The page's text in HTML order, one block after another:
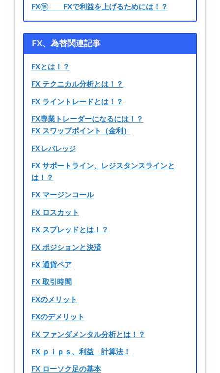
FX⑮ FXで利益を上げるためには！？
FX、為替関連記事
FXとは！？
FX テクニカル分析とは！？
FX ライントレードとは！？
FX専業トレーダーになるには！？
FX スワップポイント（金利）
FX レバレッジ
FX サポートライン、レジスタンスラインと
は！？
FX マージンコール
FX ロスカット
FX スプレッドとは！？
FX ポジションと決済
FX 通貨ペア
FX 取引時間
FXのメリット
FXのデメリット
FX ファンダメンタル分析とは！？
FX ｐｉｐｓ、利益 計算法！
FX ローソク足の基本